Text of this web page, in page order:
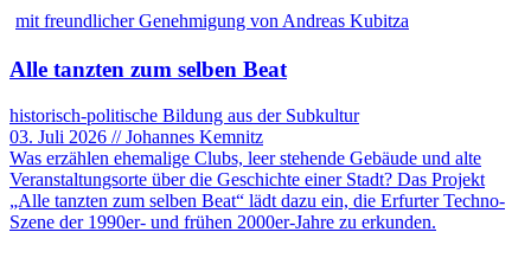
mit freundlicher Genehmigung von Andreas Kubitza
Alle tanzten zum selben Beat
historisch-politische Bildung aus der Subkultur
03. Juli 2026 // Johannes Kemnitz
Was erzählen ehemalige Clubs, leer stehende Gebäude und alte
Veranstaltungsorte über die Geschichte einer Stadt? Das Projekt
„Alle tanzten zum selben Beat“ lädt dazu ein, die Erfurter Techno-
Szene der 1990er- und frühen 2000er-Jahre zu erkunden.